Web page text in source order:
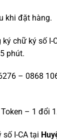
khi đặt hàng.
chữ ký số I-
phút.
– 0868
– 1 đổi
I-CA tại